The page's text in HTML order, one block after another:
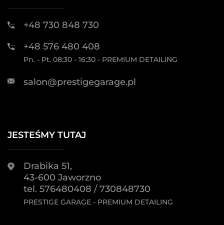
+48 730 848 730
+48 576 480 408
Pn. - Pt. 08:30 - 16:30 - PREMIUM DETAILING
salon@prestigegarage.pl
JESTEŚMY TUTAJ
Drabika 51,
43-600 Jaworzno
tel. 576480408 / 730848730
PRESTIGE GARAGE - PREMIUM DETAILING